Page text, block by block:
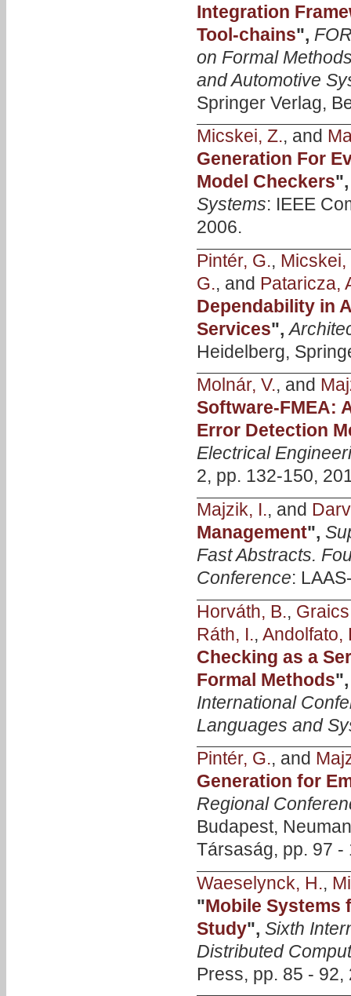
Integration
Tool-chains",
on Formal
and Automotive
Springer Verlag,
Micskei, Z., and
Generation For
Model Checkers
Systems: IEEE
2006.
Pintér, G., Micskei,
G., and Pataricza,
Dependability in
Services",
Heidelberg,
Molnár, V., and
Software-FMEA:
Error Detection
Electrical
2, pp. 132-150,
Majzik, I., and
Management",
Fast Abstracts.
Conference:
Horváth, B.,
Ráth, I., Andolfato,
Checking as a
Formal Methods
International
Languages and
Pintér, G., and
Generation for
Regional
Budapest,
Társaság, pp. 97 -
Waeselynck, H.,
"Mobile Systems
Study", Sixth
Distributed
Press, pp. 85 - 92,